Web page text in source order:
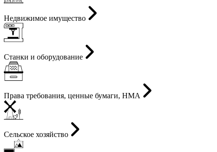
Недвижимое имущество
Станки и оборудование
Права требования, ценные бумаги, НМА
Сельское хозяйство